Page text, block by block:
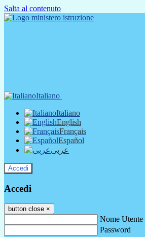
Salta al contenuto
Italiano
Italiano
English
Français
Español
عربى
Accedi
Accedi
button close ×
Nome Utente
Password